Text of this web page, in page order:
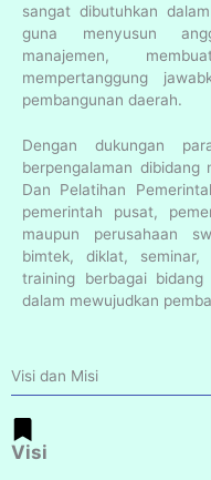
sangat dibutuhkan
guna menyusun
manajemen,
mempertanggung
pembangunan daerah.
Dengan dukungan
berpengalaman dibidang
Dan Pelatihan
pemerintah pusat,
maupun perusahaan
bimtek, diklat,
training berbagai
dalam mewujudkan
Visi dan Misi
Visi